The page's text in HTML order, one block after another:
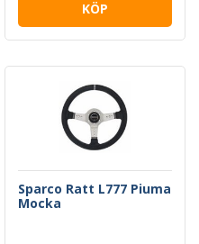
KÖP
Sparco Ratt L777 Piuma
Mocka